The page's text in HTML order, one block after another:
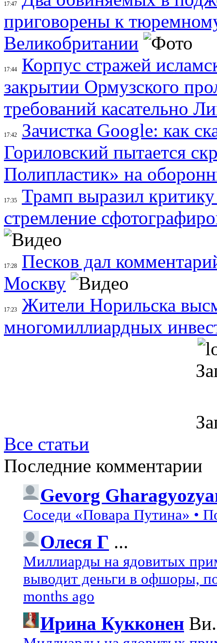
17:47
приговорены к
Великобритании
17:44
Корпус стражей
закрытии Ормузского
требований касательно
17:42
Зачистка Google: как
Гориловский пытается
Полипластик» на
17:35
Трамп выразил
стремление
17:28
Песков дал
Москву
17:23
Жители Норильска
многомиллиардных
Все статьи
Последние комментарии
Gevorg
Соседи «Повара Путина» •
Олеся Г ...
Миллиарды на ядовитых
выводит деньги в офшоры,
months ago
Ирина Кукконен